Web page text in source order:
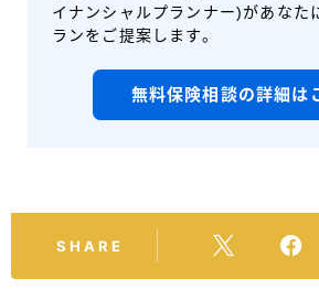
イナンシャルプランナー)があなた
ランをご提案します。
無料保険相談の詳細は
SHARE